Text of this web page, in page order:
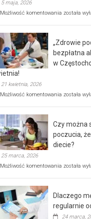
5 maja, 2026
Możliwość komentowania Rusza
rehabilitacji
dla
seniorów!
została
„Zdrowie
bezpłatna
w
21 kwietnia, 2026
Możliwość komentowania „Zdrowie
bezpłatna
akcja
w
już
kwietnia!
została
Czy można
poczucia,
diecie?
25 marca, 2026
Możliwość komentowania Czy
poczucia,
że
została
Dlaczego
regularnie
24 marca,